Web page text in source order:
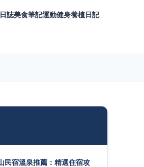
誌美食筆記運動健身養植日記
民宿溫泉推薦：精選住宿攻